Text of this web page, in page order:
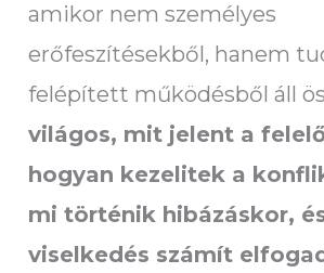
amikor nem személyes
erőfeszítésekből, hanem
felépített működésből áll
világos, mit jelent a
hogyan kezelitek a
mi történik hibázáskor,
viselkedés számít